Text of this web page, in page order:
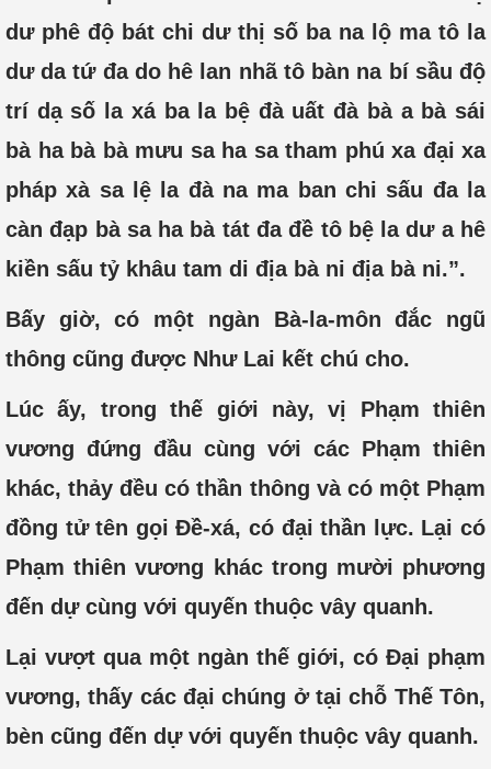
dư phê độ bát chi dư thị số ba na lộ ma tô la
dư da tứ đa do hê lan nhã tô bàn na bí sầu độ
trí dạ số la xá ba la bệ đà uất đà bà a bà sái
bà ha bà bà mưu sa ha sa tham phú xa đại xa
pháp xà sa lệ la đà na ma ban chi sấu đa la
càn đạp bà sa ha bà tát đa đề tô bệ la dư a hê
kiền sấu tỷ khâu tam di địa bà ni địa bà ni.”.
Bấy giờ, có một ngàn Bà-la-môn đắc ngũ
thông cũng được Như Lai kết chú cho.
Lúc ấy, trong thế giới này, vị Phạm thiên
vương đứng đầu cùng với các Phạm thiên
khác, thảy đều có thần thông và có một Phạm
đồng tử tên gọi Đề-xá, có đại thần lực. Lại có
Phạm thiên vương khác trong mười phương
đến dự cùng với quyến thuộc vây quanh.
Lại vượt qua một ngàn thế giới, có Đại phạm
vương, thấy các đại chúng ở tại chỗ Thế Tôn,
bèn cũng đến dự với quyến thuộc vây quanh.